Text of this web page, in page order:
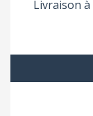
Livraison à